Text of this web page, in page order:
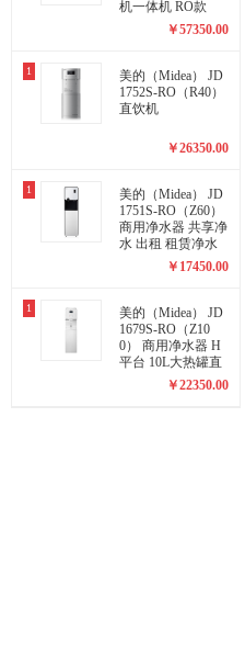
机一体机 RO款
￥57350.00
1
美的（Midea） JD
1752S-RO（R40）
直饮机
￥26350.00
1
美的（Midea） JD
1751S-RO（Z60）
商用净水器 共享净
水 出租 租赁净水
￥ 17450.00
1
美的（Midea） JD
1679S-RO（Z10
0） 商用净水器 H
平台 10L大热罐直
￥22350.00